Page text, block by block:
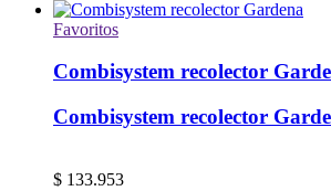
Favoritos
Combisystem recolector
Combisystem recolector
$ 133.953